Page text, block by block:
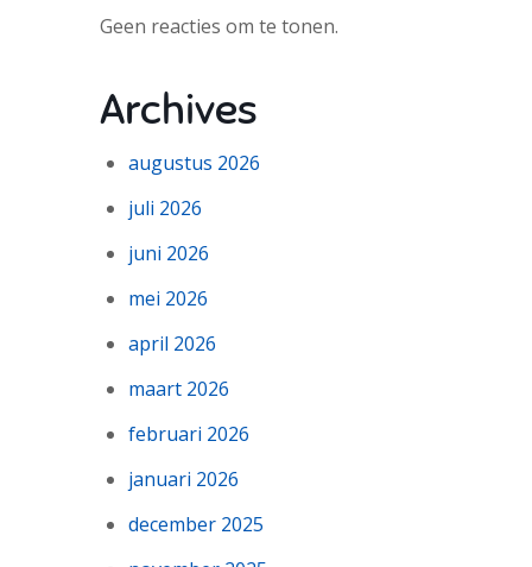
Geen reacties om te tonen.
Archives
augustus 2026
juli 2026
juni 2026
mei 2026
april 2026
maart 2026
februari 2026
januari 2026
december 2025